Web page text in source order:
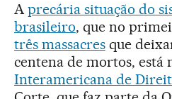
Aprecária situação do
brasileiro, que no
três massacresque
centena de mortos, está
Interamericana de